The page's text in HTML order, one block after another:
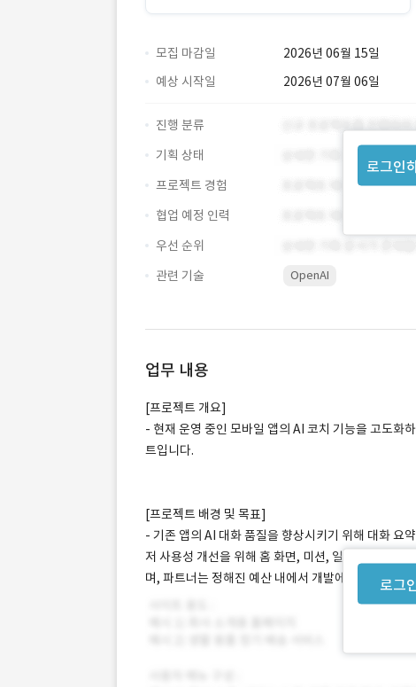
모집 마감일 2026년 06월 15일
로그인
예상 시작일 2026년 07월 06일
진행 분류
기획 상태
프로젝트 경험
협업 예정 인력
우선 순위
관련 기술
OpenAI
업무 내용
로그
[프로젝트 개요]
- 현재 운영 중인 모바일 앱의 AI 코치 기능을 고도화
트입니다.
[프로젝트 배경 및 목표]
- 기존 앱의 AI 대화 품질을 향상시키기 위해 대화 요
저 사용성 개선을 위해 홈 화면, 미션, 일기 등 주요
며, 파트너는 정해진 예산 내에서 개발에만 집중해주